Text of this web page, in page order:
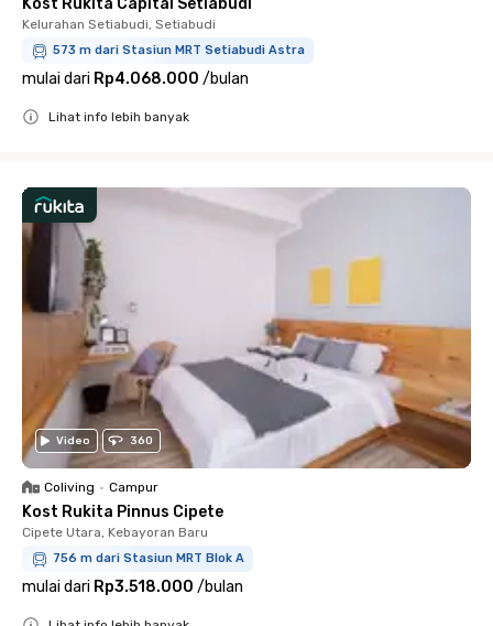
Kelurahan Setiabudi, Setiabudi
573 m dari Stasiun MRT Setiabudi Astra
mulai dari Rp4.068.000 /bulan
Lihat info lebih banyak
Video 360
Coliving • Campur
Kost Rukita Pinnus Cipete
Cipete Utara, Kebayoran Baru
756 m dari Stasiun MRT Blok A
mulai dari Rp3.518.000 /bulan